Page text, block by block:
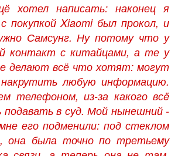
хотел написать: наконец я
покупкой Xiaomi был прокол, и
Самсунг. Ну потому что у
контакт с китайцами, а те у
делают всё что хотят: могут
любую информацию.
телефоном, из-за какого всë
подавать в суд. Мой нынешний -
его подменили: под стеклом
она была точно по третьему